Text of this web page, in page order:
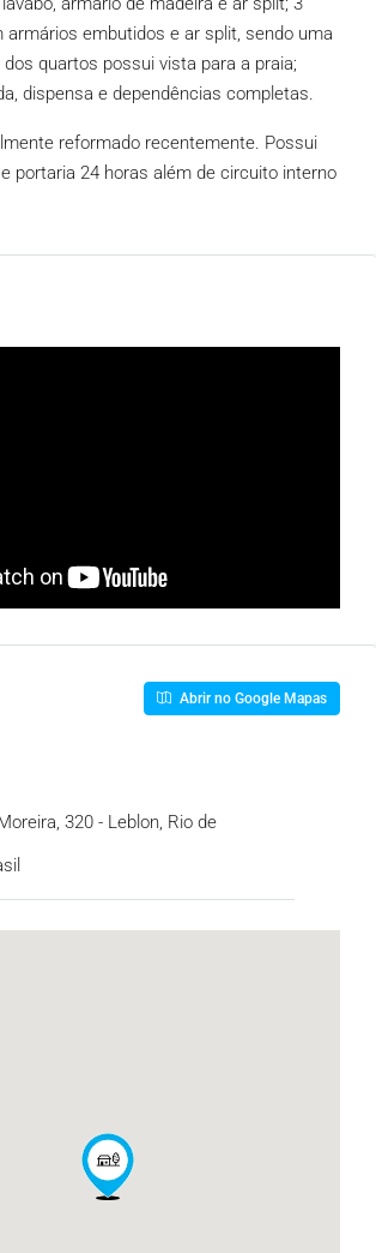
armários embutidos e ar split, sendo uma
quartos possui vista para a praia;
dispensa e dependências completas.
reformado recentemente. Possui
portaria 24 horas além de circuito interno
Abrir no Google Mapas
320 - Leblon, Rio de